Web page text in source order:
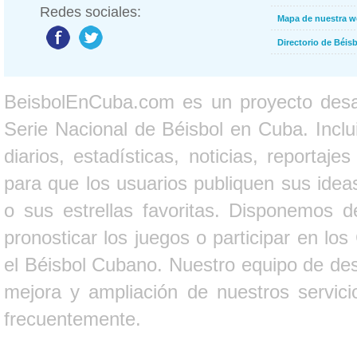
Redes sociales: Mapa de nuestra
Directorio de
BeisbolEnCuba.com es un proyecto
Serie Nacional de Béisbol en Cuba.
diarios, estadísticas, noticias,
para que los usuarios publiquen sus
o sus estrellas favoritas. Disponemos
pronosticar los juegos o participar en
el Béisbol Cubano. Nuestro equipo de
mejora y ampliación de nuestros
frecuentemente.